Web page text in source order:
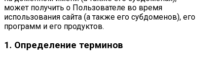
может получить о Пользователе во время
использования сайта (а также его субдоменов), его
программ и его продуктов.
1. Определение терминов